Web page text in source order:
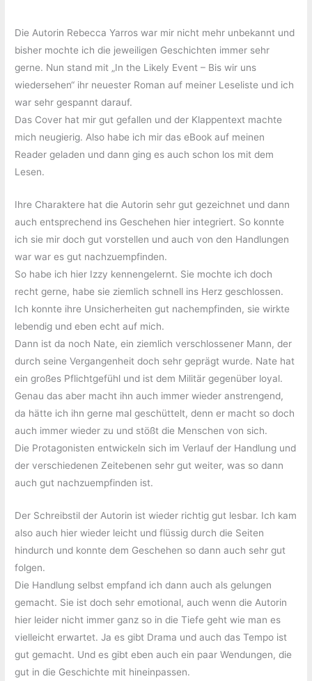
Die Autorin Rebecca Yarros war mir nicht mehr unbekannt und
bisher mochte ich die jeweiligen Geschichten immer sehr
gerne. Nun stand mit „In the Likely Event – Bis wir uns
wiedersehen“ ihr neuester Roman auf meiner Leseliste und ich
war sehr gespannt darauf.
Das Cover hat mir gut gefallen und der Klappentext machte
mich neugierig. Also habe ich mir das eBook auf meinen
Reader geladen und dann ging es auch schon los mit dem
Lesen.
Ihre Charaktere hat die Autorin sehr gut gezeichnet und dann
auch entsprechend ins Geschehen hier integriert. So konnte
ich sie mir doch gut vorstellen und auch von den Handlungen
war war es gut nachzuempfinden.
So habe ich hier Izzy kennengelernt. Sie mochte ich doch
recht gerne, habe sie ziemlich schnell ins Herz geschlossen.
Ich konnte ihre Unsicherheiten gut nachempfinden, sie wirkte
lebendig und eben echt auf mich.
Dann ist da noch Nate, ein ziemlich verschlossener Mann, der
durch seine Vergangenheit doch sehr geprägt wurde. Nate hat
ein großes Pflichtgefühl und ist dem Militär gegenüber loyal.
Genau das aber macht ihn auch immer wieder anstrengend,
da hätte ich ihn gerne mal geschüttelt, denn er macht so doch
auch immer wieder zu und stößt die Menschen von sich.
Die Protagonisten entwickeln sich im Verlauf der Handlung und
der verschiedenen Zeitebenen sehr gut weiter, was so dann
auch gut nachzuempfinden ist.
Der Schreibstil der Autorin ist wieder richtig gut lesbar. Ich kam
also auch hier wieder leicht und flüssig durch die Seiten
hindurch und konnte dem Geschehen so dann auch sehr gut
folgen.
Die Handlung selbst empfand ich dann auch als gelungen
gemacht. Sie ist doch sehr emotional, auch wenn die Autorin
hier leider nicht immer ganz so in die Tiefe geht wie man es
vielleicht erwartet. Ja es gibt Drama und auch das Tempo ist
gut gemacht. Und es gibt eben auch ein paar Wendungen, die
gut in die Geschichte mit hineinpassen.